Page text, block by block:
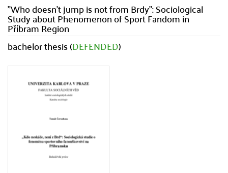
"Who doesn't jump is not from Brdy": Sociological
Study about Phenomenon of Sport Fandom in
Příbram Region
bachelor thesis (DEFENDED)